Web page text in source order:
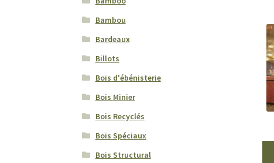
Bambou
Bardeaux
Billots
Bois d'ébénisterie
Bois Minier
Bois Recyclés
Bois Spéciaux
Bois Structural